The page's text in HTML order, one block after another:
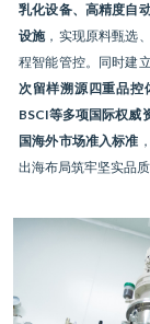
乳化设备、高精度自
设施，实现原料甄选
程智能管控。同时建立
次留样溯源四重品控
BSCI等多项国际权威
国海外市场准入标准
出海布局筑牢坚实品质